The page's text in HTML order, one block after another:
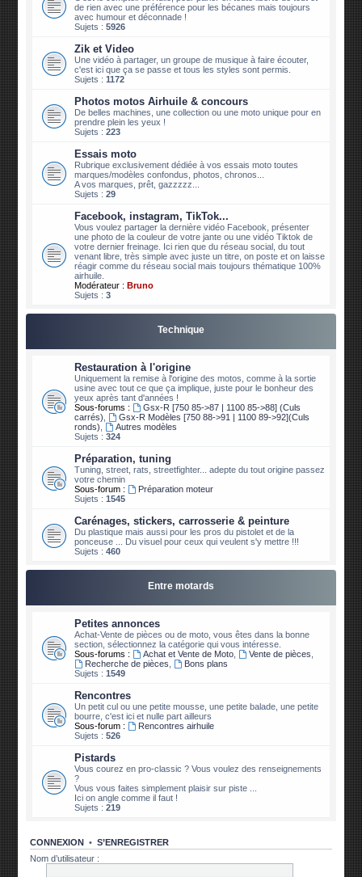
de rien avec une préférence pour les bécanes mais toujours
avec humour et déconnade !
Sujets :5926
Zik et Video
Une vidéo à partager, un groupe de musique à faire écouter,
c'est ici que ça se passe et tous les styles sont permis.
Sujets :1172
Photos motos Airhuile & concours
De belles machines, une collection ou une moto unique pour en
prendre plein les yeux !
Sujets :223
Essais moto
Rubrique exclusivement dédiée à vos essais moto toutes
marques/modèles confondus, photos, chronos...
A vos marques, prêt, gazzzzz...
Sujets :29
Facebook, instagram, TikTok...
Vous voulez partager la dernière vidéo Facebook, présenter
une photo de la couleur de votre jante ou une vidéo Tiktok de
votre dernier freinage. Ici rien que du réseau social, du tout
venant libre, très simple avec juste un titre, on poste et on laisse
réagir comme du réseau social mais toujours thématique 100%
airhuile.
Modérateur : Bruno
Sujets :3
Technique
Restauration à l'origine
Uniquement la remise à l'origine des motos, comme à la sortie
usine avec tout ce que ça implique, juste pour le bonheur des
yeux après tant d'années !
Sous-forums :
Gsx-R [750 85->87 | 1100 85->88] (Culs
carrés),
Gsx-R Modèles [750 88->91 | 1100 89->92](Culs
ronds),
Autres modèles
Sujets :324
Préparation, tuning
Tuning, street, rats, streetfighter... adepte du tout origine passez
votre chemin
Sous-forum :
Préparation moteur
Sujets :1545
Carénages, stickers, carrosserie & peinture
Du plastique mais aussi pour les pros du pistolet et de la
ponceuse ... Du visuel pour ceux qui veulent s'y mettre !!!
Sujets :460
Entre motards
Petites annonces
Achat-Vente de pièces ou de moto, vous êtes dans la bonne
section, sélectionnez la catégorie qui vous intéresse.
Sous-forums :
Achat et Vente de Moto, Vente de pièces,
Recherche de pièces,
Bons plans
Sujets :1549
Rencontres
Un petit cul ou une petite mousse, une petite balade, une petite
bourre, c'est ici et nulle part ailleurs
Sous-forum :
Rencontres airhuile
Sujets :526
Pistards
Vous courez en pro-classic ? Vous voulez des renseignements
?
Vous vous faites simplement plaisir sur piste ...
Ici on angle comme il faut !
Sujets :219
CONNEXION •S’ENREGISTRER
Nom d’utilisateur :